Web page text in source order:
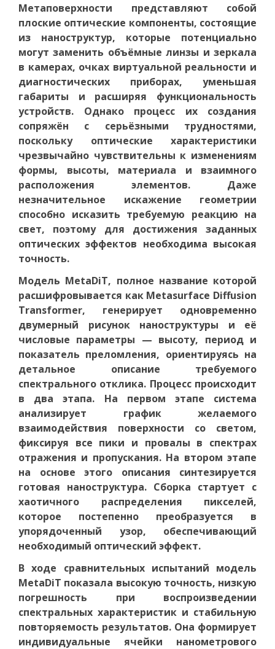
Метаповерхности представляют собой
плоские оптические компоненты, состоящие
из наноструктур, которые потенциально
могут заменить объёмные линзы и зеркала
в камерах, очках виртуальной реальности и
диагностических приборах, уменьшая
габариты и расширяя функциональность
устройств. Однако процесс их создания
сопряжён с серьёзными трудностями,
поскольку оптические характеристики
чрезвычайно чувствительны к изменениям
формы, высоты, материала и взаимного
расположения элементов. Даже
незначительное искажение геометрии
способно исказить требуемую реакцию на
свет, поэтому для достижения заданных
оптических эффектов необходима высокая
точность.
Модель MetaDiT, полное название которой
расшифровывается как Metasurface Diffusion
Transformer, генерирует одновременно
двумерный рисунок наноструктуры и её
числовые параметры — высоту, период и
показатель преломления, ориентируясь на
детальное описание требуемого
спектрального отклика. Процесс происходит
в два этапа. На первом этапе система
анализирует график желаемого
взаимодействия поверхности со светом,
фиксируя все пики и провалы в спектрах
отражения и пропускания. На втором этапе
на основе этого описания синтезируется
готовая наноструктура. Сборка стартует с
хаотичного распределения пикселей,
которое постепенно преобразуется в
упорядоченный узор, обеспечивающий
необходимый оптический эффект.
В ходе сравнительных испытаний модель
MetaDiT показала высокую точность, низкую
погрешность при воспроизведении
спектральных характеристик и стабильную
повторяемость результатов. Она формирует
индивидуальные ячейки нанометрового